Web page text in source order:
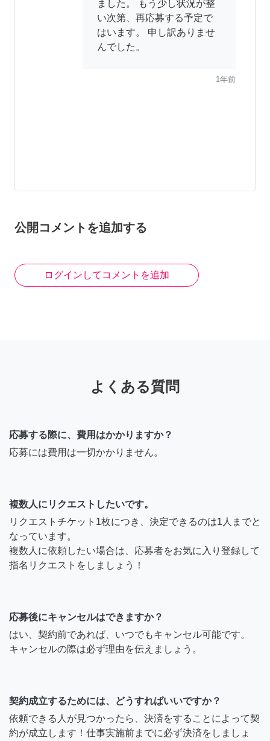
ました。 もう少し状況が整
い次第、再応募する予定で
はいます。 申し訳ありませ
んでした。
1年前
公開コメントを追加する
ログインしてコメントを追加
よくある質問
応募する際に、費用はかかりますか？
応募には費用は一切かかりません。
複数人にリクエストしたいです。
リクエストチケット1枚につき、決定できるのは1人までと
なっています。
複数人に依頼したい場合は、応募者をお気に入り登録して
指名リクエストをしましょう！
応募後にキャンセルはできますか？
はい、契約前であれば、いつでもキャンセル可能です。
キャンセルの際は必ず理由を伝えましょう。
契約成立するためには、どうすればいいですか？
依頼できる人が見つかったら、決済をすることによって契
約が成立します！仕事実施前までに必ず決済をしましょ